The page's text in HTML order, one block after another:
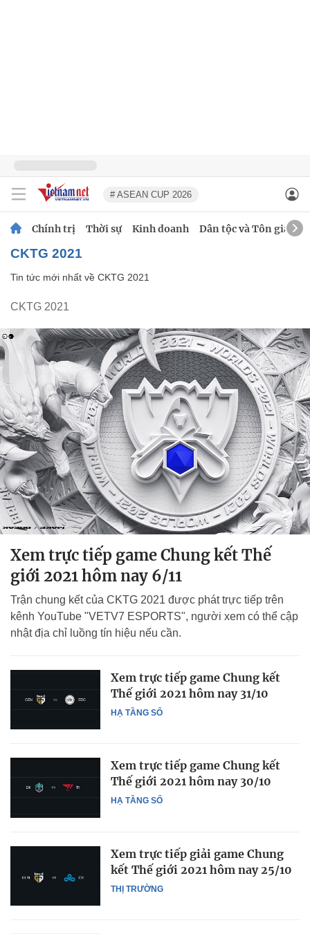
# ASEAN CUP 2026
Chính trị Thời sự Kinh doanh Dân tộc và Tôn giáo
CKTG 2021
Tin tức mới nhất về CKTG 2021
CKTG 2021
Xem trực tiếp game Chung kết Thế
giới 2021 hôm nay 6/11
Trận chung kết của CKTG 2021 được phát trực tiếp trên
kênh YouTube "VETV7 ESPORTS", người xem có thể cập
nhật địa chỉ luồng tín hiệu nếu cần.
HẠ TẦNG SỐ
Xem trực tiếp game Chung kết
Thế giới 2021 hôm nay 31/10
HẠ TẦNG SỐ
Xem trực tiếp game Chung kết
Thế giới 2021 hôm nay 30/10
THỊ TRƯỜNG
Xem trực tiếp giải game Chung
kết Thế giới 2021 hôm nay 25/10